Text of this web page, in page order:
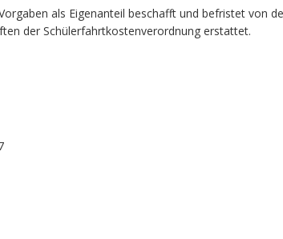
als Eigenanteil beschafft und befristet von
der Schülerfahrtkostenverordnung erstattet.